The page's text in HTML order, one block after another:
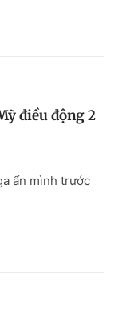
điều động 2
ẩn mình trước